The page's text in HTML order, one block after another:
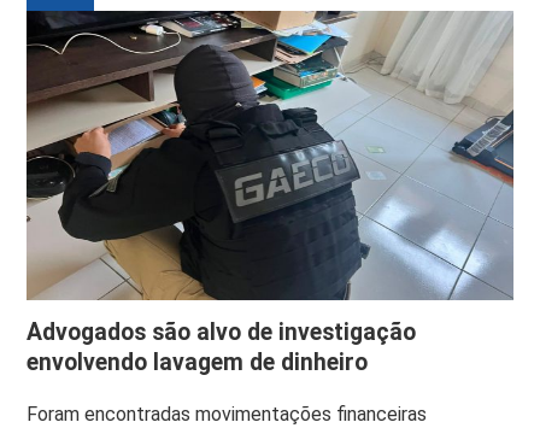
Advogados são alvo de investigação
envolvendo lavagem de dinheiro
Foram encontradas movimentações financeiras